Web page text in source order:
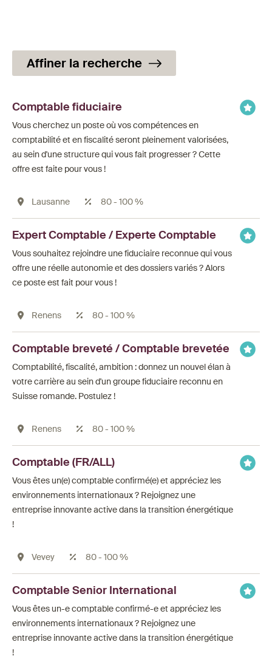
Affiner la recherche
Comptable fiduciaire
Vous cherchez un poste où vos compétences en
comptabilité et en fiscalité seront pleinement valorisées,
au sein d'une structure qui vous fait progresser ? Cette
offre est faite pour vous !
Lausanne 80 - 100 %
Expert Comptable / Experte Comptable
Vous souhaitez rejoindre une fiduciaire reconnue qui vous
offre une réelle autonomie et des dossiers variés ? Alors
ce poste est fait pour vous !
Renens 80 - 100 %
Comptable breveté / Comptable brevetée
Comptabilité, fiscalité, ambition : donnez un nouvel élan à
votre carrière au sein d'un groupe fiduciaire reconnu en
Suisse romande. Postulez !
Renens 80 - 100 %
Comptable (FR/ALL)
Vous êtes un(e) comptable confirmé(e) et appréciez les
environnements internationaux ? Rejoignez une
entreprise innovante active dans la transition énergétique
!
Vevey 80 - 100 %
Comptable Senior International
Vous êtes un-e comptable confirmé-e et appréciez les
environnements internationaux ? Rejoignez une
entreprise innovante active dans la transition énergétique
!